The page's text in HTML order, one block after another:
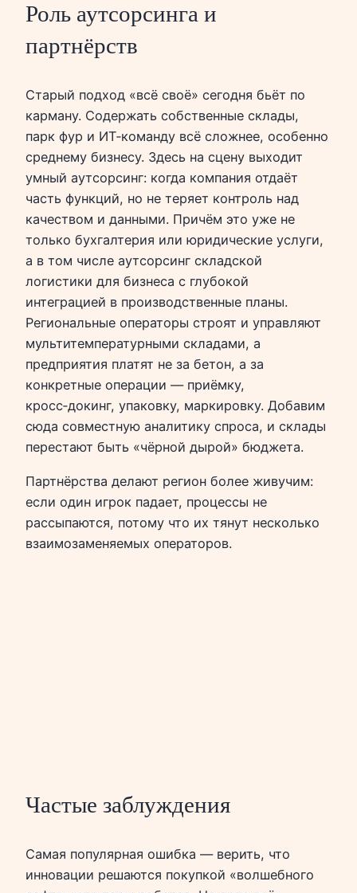
Роль аутсорсинга и
партнёрств
Старый подход «всё своё» сегодня бьёт по
карману. Содержать собственные склады,
парк фур и ИТ‑команду всё сложнее, особенно
среднему бизнесу. Здесь на сцену выходит
умный аутсорсинг: когда компания отдаёт
часть функций, но не теряет контроль над
качеством и данными. Причём это уже не
только бухгалтерия или юридические услуги,
а в том числе аутсорсинг складской
логистики для бизнеса с глубокой
интеграцией в производственные планы.
Региональные операторы строят и управляют
мультитемпературными складами, а
предприятия платят не за бетон, а за
конкретные операции — приёмку,
кросс‑докинг, упаковку, маркировку. Добавим
сюда совместную аналитику спроса, и склады
перестают быть «чёрной дырой» бюджета.
Партнёрства делают регион более живучим:
если один игрок падает, процессы не
рассыпаются, потому что их тянут несколько
взаимозаменяемых операторов.
Частые заблуждения
Самая популярная ошибка — верить, что
инновации решаются покупкой «волшебного